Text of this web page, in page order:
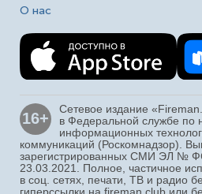
О нас
16+
Сетевое издание
в Федеральной службе по
информационных
коммуникаций (Роскомнадзор).
зарегистрированных СМИ ЭЛ №
23.03.2021. Полное, частичное
в соц. сетях, печати, ТВ и радио